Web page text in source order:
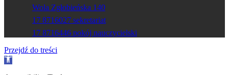
Wola Zgłobieńska 140
17 8716027 sekretariat
17 8716446 pokój nauczycielski
Przejdź do treści
Otwórz